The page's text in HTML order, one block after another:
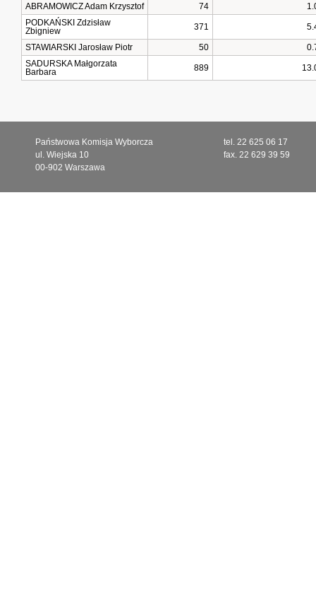
ABRAMOWICZ Adam Krzysztof
74
PODKAŃSKI Zdzisław
Zbigniew
371
STAWIARSKI Jarosław Piotr 50
SADURSKA Małgorzata
Barbara
889
Państwowa Komisja Wyborcza
ul. Wiejska 10
00-902 Warszawa
tel. 22 625 06 17
fax. 22 629 39 59